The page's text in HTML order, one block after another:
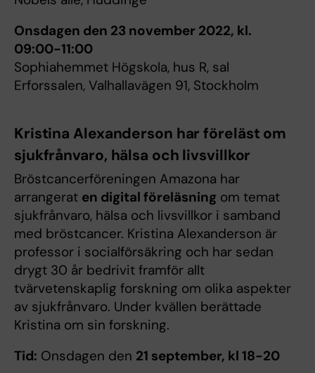
Onsdagen den 23 november 2022, kl.
09:00-11:00
Sophiahemmet Högskola, hus R, sal
Erforssalen, Valhallavägen 91, Stockholm
Kristina Alexanderson har föreläst om
sjukfrånvaro, hälsa och livsvillkor
Bröstcancerföreningen Amazona har
arrangerat en digital föreläsning om temat
sjukfrånvaro, hälsa och livsvillkor i samband
med bröstcancer. Kristina Alexanderson är
professor i socialförsäkring och har sedan
drygt 30 år bedrivit framför allt
tvärvetenskaplig forskning om olika aspekter
av sjukfrånvaro. Under kvällen berättade
Kristina om sin forskning.
Tid: Onsdagen den 21 september, kl 18-20